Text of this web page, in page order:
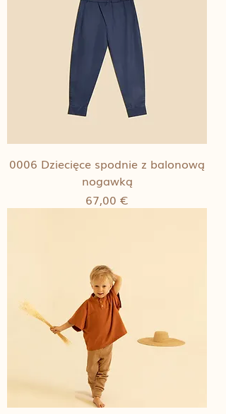
0006 Dziecięce spodnie z balonową
nogawką
Cena
67,00 €